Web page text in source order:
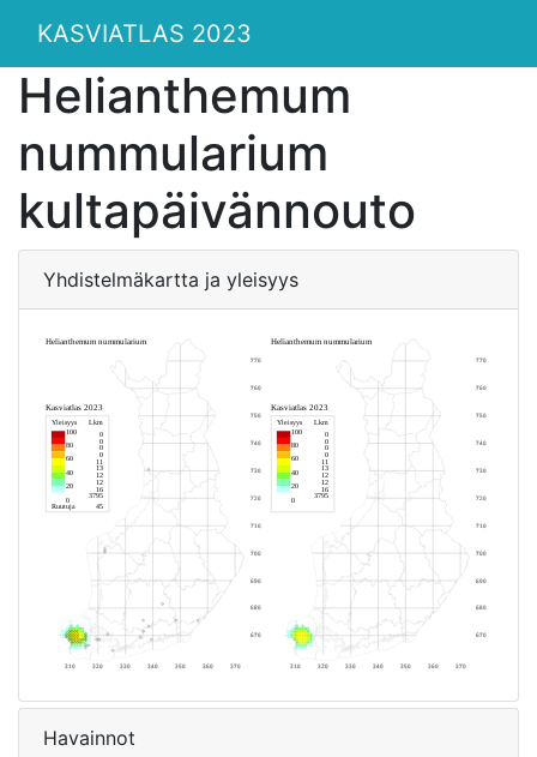
KASVIATLAS 2023
Helianthemum
nummularium
kultapäivännouto
Yhdistelmäkartta ja yleisyys
Havainnot